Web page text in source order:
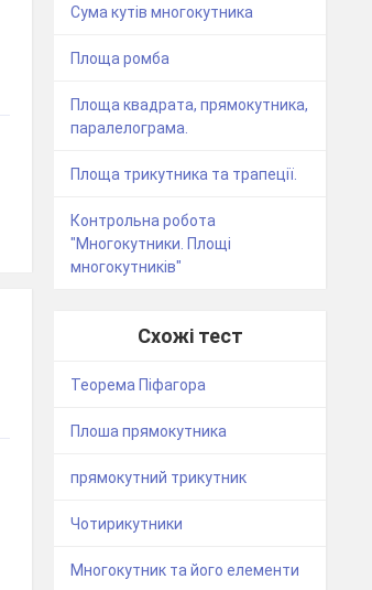
Сума кутів многокутника
Площа ромба
Площа квадрата, прямокутника,
паралелограма.
Площа трикутника та трапеції.
Контрольна робота
"Многокутники. Площі
многокутників"
Схожі тест
Теорема Піфагора
Плоша прямокутника
прямокутний трикутник
Чотирикутники
Многокутник та його елементи